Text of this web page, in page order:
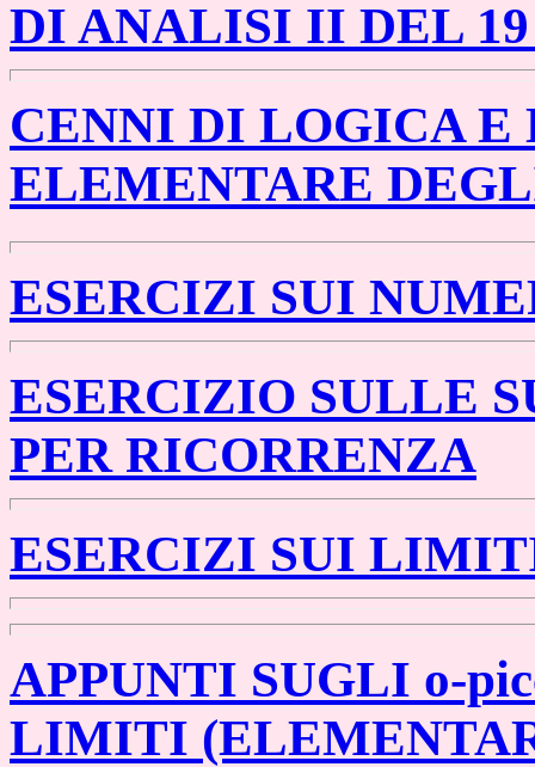
DI ANALISI II DEL 19
CENNI DI LOGICA E
ELEMENTARE
ESERCIZI SUI
ESERCIZIO SULLE
PER RICORRENZA
ESERCIZI SUI
APPUNTI SUGLI o-
LIMITI